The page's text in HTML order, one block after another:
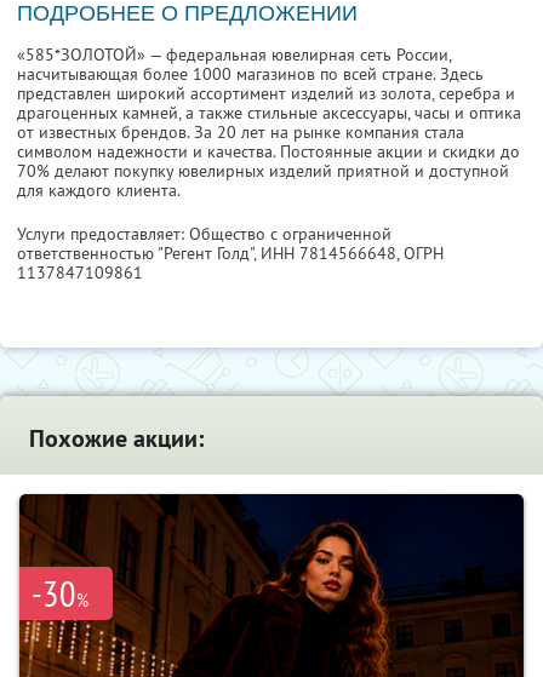
ПОДРОБНЕЕ О ПРЕДЛОЖЕНИИ
«585*ЗОЛОТОЙ» — федеральная ювелирная сеть России,
насчитывающая более 1000 магазинов по всей стране. Здесь
представлен широкий ассортимент изделий из золота, серебра и
драгоценных камней, а также стильные аксессуары, часы и оптика
от известных брендов. За 20 лет на рынке компания стала
символом надежности и качества. Постоянные акции и скидки до
70% делают покупку ювелирных изделий приятной и доступной
для каждого клиента.
Услуги предоставляет: Общество с ограниченной
ответственностью "Регент Голд", ИНН 7814566648, ОГРН
1137847109861
Похожие акции:
-30%